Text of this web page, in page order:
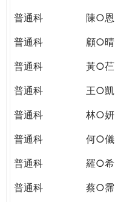
普通科
陳○恩
普通科
顧○晴
普通科
黃○芢
普通科
王○凱
普通科
林○妍
普通科
何○儀
普通科
羅○希
普通科
蔡○霈